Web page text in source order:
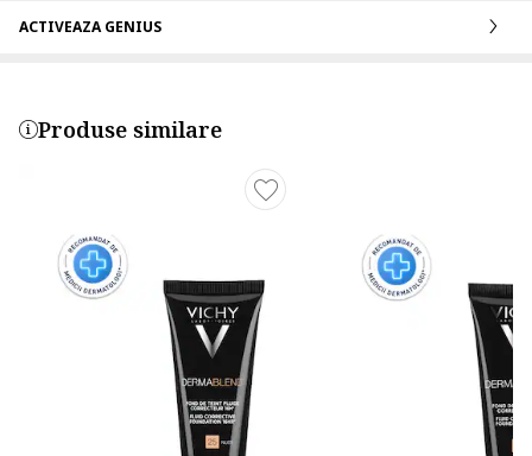
ACTIVEAZA GENIUS
Produse similare